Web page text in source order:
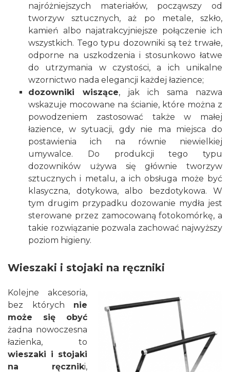
najróżniejszych materiałów, począwszy od
tworzyw sztucznych, aż po metale, szkło,
kamień albo najatrakcyjniejsze połączenie ich
wszystkich. Tego typu dozowniki są też trwałe,
odporne na uszkodzenia i stosunkowo łatwe
do utrzymania w czystości, a ich unikalne
wzornictwo nada elegancji każdej łazience;
dozowniki wiszące, jak ich sama nazwa
wskazuje mocowane na ścianie, które można z
powodzeniem zastosować także w małej
łazience, w sytuacji, gdy nie ma miejsca do
postawienia ich na równie niewielkiej
umywalce. Do produkcji tego typu
dozowników używa się głównie tworzyw
sztucznych i metalu, a ich obsługa może być
klasyczna, dotykowa, albo bezdotykowa. W
tym drugim przypadku dozowanie mydła jest
sterowane przez zamocowaną fotokomórkę, a
takie rozwiązanie pozwala zachować najwyższy
poziom higieny.
Wieszaki i stojaki na ręczniki
Kolejne akcesoria,
bez których nie
może się obyć
żadna nowoczesna
łazienka, to
wieszaki i stojaki
na ręczniki,